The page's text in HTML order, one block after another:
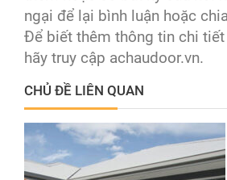
ngại để lại bình luận hoặc
Để biết thêm thông tin chi tiết
hãy truy cập achaudoor.vn.
CHỦ ĐỀ LIÊN QUAN